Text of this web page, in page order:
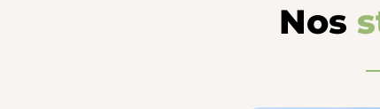
Nos